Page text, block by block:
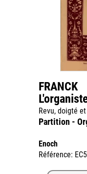
FRANCK
Revu, doigté
Partition -
Enoch
Référence: